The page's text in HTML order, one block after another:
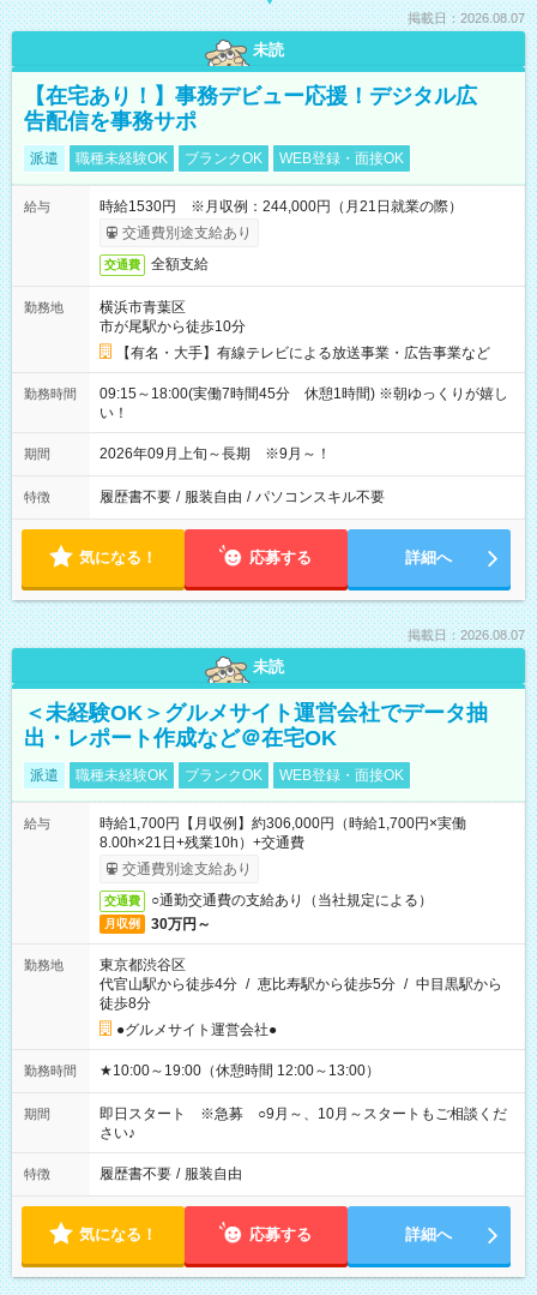
掲載日：2026.08.07
未読
【在宅あり！】事務デビュー応援！デジタル広
告配信を事務サポ
派遣 職種未経験OK ブランクOK WEB登録・面接OK
給与
時給1530円 ※月収例：244,000円（月21日就業の際）
交通費別途支給あり
交通費 全額支給
勤務地
横浜市青葉区
市が尾駅から徒歩10分
【有名・大手】有線テレビによる放送事業・広告事業など
勤務時間
09:15～18:00(実働7時間45分 休憩1時間) ※朝ゆっくりが嬉し
い！
期間 2026年09月上旬～長期 ※9月～！
特徴 履歴書不要 / 服装自由 / パソコンスキル不要
気になる！ 応募する 詳細へ
掲載日：2026.08.07
未読
＜未経験OK＞グルメサイト運営会社でデータ抽
出・レポート作成など＠在宅OK
派遣 職種未経験OK ブランクOK WEB登録・面接OK
給与
時給1,700円【月収例】約306,000円（時給1,700円×実働
8.00h×21日+残業10h）+交通費
交通費別途支給あり
交通費 ○通勤交通費の支給あり（当社規定による）
月収例 30万円～
勤務地
東京都渋谷区
代官山駅から徒歩4分 / 恵比寿駅から徒歩5分 / 中目黒駅から
徒歩8分
●グルメサイト運営会社●
勤務時間 ★10:00～19:00（休憩時間 12:00～13:00）
期間
即日スタート ※急募 ○9月～、10月～スタートもご相談くだ
さい♪
特徴 履歴書不要 / 服装自由
気になる！ 応募する 詳細へ